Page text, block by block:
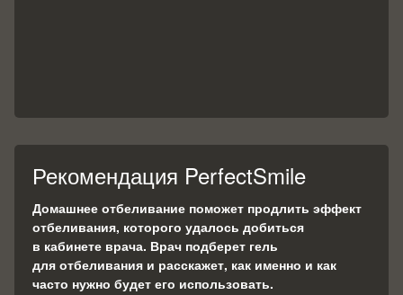
Рекомендация PerfectSmile
Домашнее отбеливание поможет продлить эффект
отбеливания, которого удалось добиться
в кабинете врача. Врач подберет гель
для отбеливания и расскажет, как именно и как
часто нужно будет его использовать.